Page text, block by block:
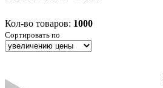
Кол-во товаров: 1000
Сортировать по